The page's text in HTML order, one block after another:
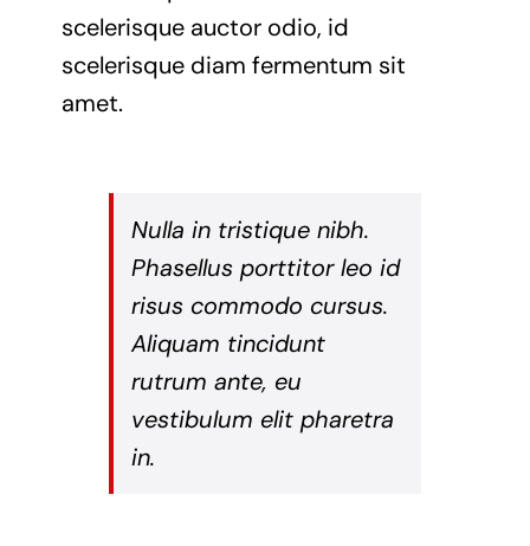
scelerisque auctor odio, id
scelerisque diam fermentum sit
amet.
Nulla in tristique nibh.
Phasellus porttitor leo id
risus commodo cursus.
Aliquam tincidunt
rutrum ante, eu
vestibulum elit pharetra
in.